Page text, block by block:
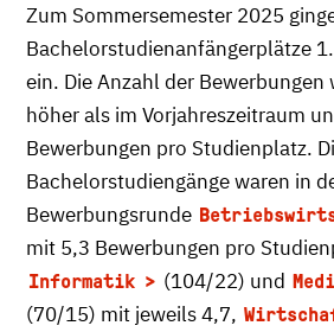
Zum Sommersemester 2025
Bachelorstudienanfängerplätze
ein. Die Anzahl der Bewerbungen
höher als im Vorjahreszeitraum
Bewerbungen pro Studienplatz.
Bachelorstudiengänge waren in
Bewerbungsrunde
mit 5,3 Bewerbungen pro
Informatik (104/22) und
(70/15) mit jeweils 4,7,